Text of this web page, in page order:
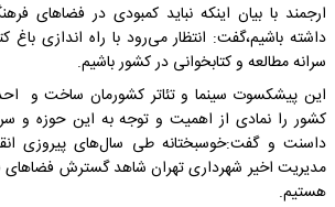
ارجمند با بیان اینکه نباید کمبودی در فضاهای
داشته باشیم،گفت: انتظار می‌رود با راه اندازی
سرانه مطالعه و کتابخوانی در کشور باشیم.
این پیشکسوت سینما و تئاتر کشورمان ساخت و
کشور را نمادی از اهمیت و توجه به این حوزه و
داسنت و گفت:خوسبختانه طی سال‌های پیروزی
مدیریت اخیر شهرداری تهران شاهد گسترش فضاهای
هستیم.